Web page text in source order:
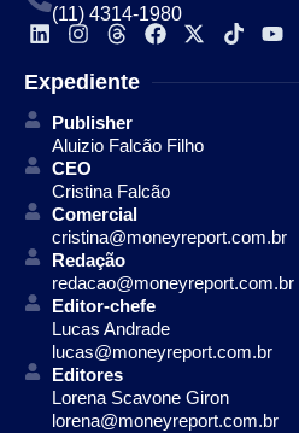
(11) 4314-1980
Expediente
Publisher
Aluizio Falcão Filho
CEO
Cristina Falcão
Comercial
cristina@moneyreport.com.br
Redação
redacao@moneyreport.com.br
Editor-chefe
Lucas Andrade
lucas@moneyreport.com.br
Editores
Lorena Scavone Giron
lorena@moneyreport.com.br